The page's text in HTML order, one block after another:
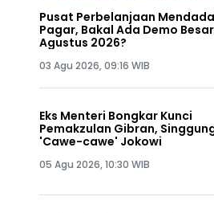
Pusat Perbelanjaan
Pagar, Bakal Ada Demo
Agustus 2026?
03 Agu 2026, 09:16 WIB
Eks Menteri Bongkar Kunci
Pemakzulan Gibran,
'Cawe-cawe' Jokowi
05 Agu 2026, 10:30 WIB